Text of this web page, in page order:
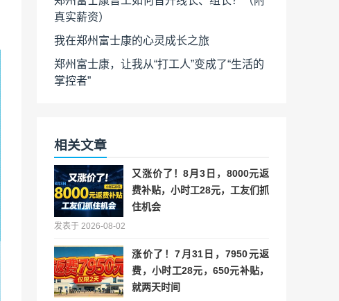
真实薪资）
我在郑州富士康的心灵成长之旅
郑州富士康，让我从“打工人”变成了“生活的
掌控者”
相关文章
又涨价了！8月3日，8000元返
费补贴，小时工28元，工友们抓
住机会
发表于 2026-08-02
涨价了！7月31日，7950元返
费，小时工28元，650元补贴，
就两天时间